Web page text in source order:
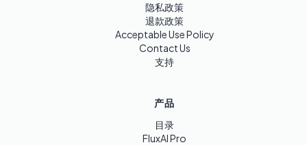
隐私政策
退款政策
Acceptable Use Policy
Contact Us
支持
产品
目录
FluxAI Pro